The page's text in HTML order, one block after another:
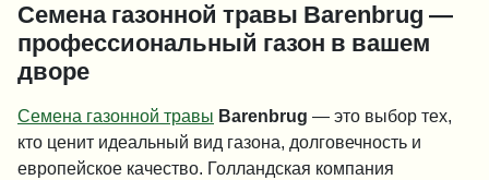
Семена газонной травы Barenbrug —
профессиональный газон в вашем
дворе
Семена газонной травы Barenbrug — это выбор тех,
кто ценит идеальный вид газона, долговечность и
европейское качество. Голландская компания